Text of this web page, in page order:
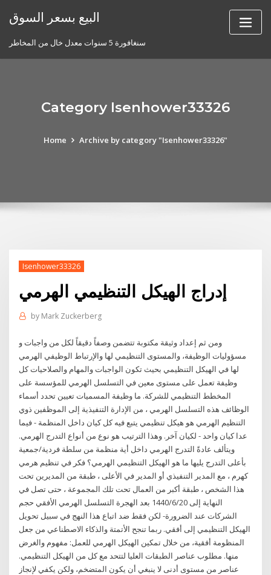
البيع بسعر السوق
سنغافورة 5 سنوات معدل خال من المخاطر
Category Isenhower33326
Home Archive by category "Isenhower33326"
Isenhower33326
إدراج الهيكل التنظيمي الهرمي
by Mark Zuckerberg
ومن ثم إعداد وثيقة مكتوبة تتضمن وصفاً دقيقاً لكل من واجبات و
مسؤوليات الوظيفة، والمستوى التنظيمي لها والإرتباط الوظيفي الهرمي
لها في الهيكل التنظيمي بحيث تكون الواجبات والمهام والصلاحيات كل
وظيفة تعمل على مستوى معين في التسلسل الهرمي للمؤسسة على
المخطط التنظيمي للشركة. ما وظيفة المسميات تعيين تحدد أسماء
الوظائف هذه التسلسل الهرمي ، من الإدارة التنفيذية إلى الموظفين ذوي
التنظيم الهرمي هو هيكل تنظيمي يتبع فيه كل كيان داخل المنظمة - فيما
عدا كيان واحد - لكيان آخر. وهذا الترتيب هو نوع من أنواع التدرج الهرمي.
ويتألف عادةً التدرج الهرمي داخل أية منظمة من سلطة فردية/جمعية
بأعلى التدرج يليها ما هو الهيكل التنظيمي الهرمي؟ فكر في تنظيم هرمي
كهرم ، مع المدير التنفيذي أو المدير في الأعلى ، طبقة من المديرين تحت
هذا الشخص ، طبقة أكبر من العمال تحت تلك المجموعة ، حتى تصل في
النهاية إلى 20‏‏/6‏‏/1440 بعد الهجرة التسلسل الهرمي الأفقي حجم
الشركات عند الضرورة- لكن فقط ضد اتباع هذا النهج في سبيل تحويل
الهيكل التنظيمي إلى أفقي. ربما تنجح الأتمتة والذكاء الاصطناعي من جعل
المنظومة أفقية، من خلال تمكين الهيكل الهرمي للعمل: مفهوم والغرض
منها. مطلوب عناصر الطبقات العليا لتتحد مع كل من الهيكل التنظيمي.
عناصر من مستوى أدنى لا ينبغي أن يكون المتضخم، ولكن يكفي لإنجاز